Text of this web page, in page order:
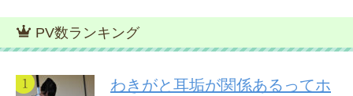
PV数ランキング
わきがと耳垢が関係あるってホ